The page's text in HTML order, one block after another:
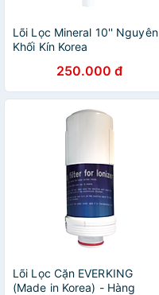
Lõi Lọc Mineral 10'' Nguyên
Khối Kín Korea
250.000 đ
Lõi Lọc Cặn EVERKING
(Made in Korea) - Hàng